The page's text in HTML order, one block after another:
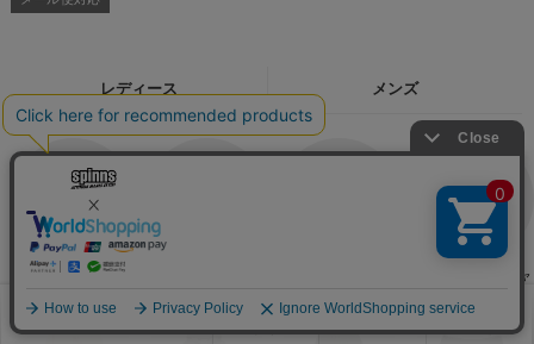
レディース メンズ
Tシャツ・カットソ
タンクトップ・キャ
メニュー お気に入り ログイン 見た商品 カート